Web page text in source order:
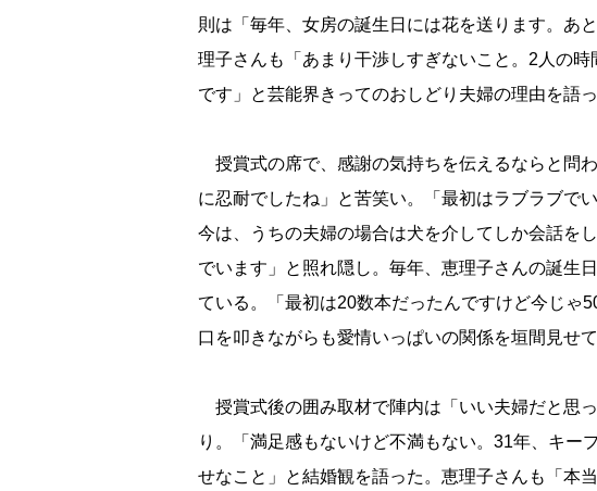
則は「毎年、女房の誕生日には花を送ります。あ
理子さんも「あまり干渉しすぎないこと。2人の
です」と芸能界きってのおしどり夫婦の理由を語っ
授賞式の席で、感謝の気持ちを伝えるならと問
に忍耐でしたね」と苦笑い。「最初はラブラブで
今は、うちの夫婦の場合は犬を介してしか会話を
でいます」と照れ隠し。毎年、恵理子さんの誕生
ている。「最初は20数本だったんですけど今じゃ
口を叩きながらも愛情いっぱいの関係を垣間見せて
授賞式後の囲み取材で陣内は「いい夫婦だと思
り。「満足感もないけど不満もない。31年、キー
せなこと」と結婚観を語った。恵理子さんも「本